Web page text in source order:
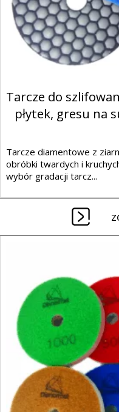
Tarcze do
płytek, gresu na
Tarcze diamentowe z
obróbki twardych i
wybór gradacji tarcz...